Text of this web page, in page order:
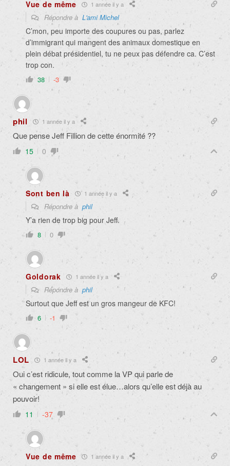
Vue de même 1 année il y a
Répondre à L'ami Michel
C’mon, peu importe des coupures ou pas, parlez
d’immigrant qui mangent des animaux domestique en
plein débat présidentiel, tu ne peux pas défendre ca. C’est
trop con.
38 -3
phil 1 année il y a
Que pense Jeff Fillion de cette énormité ??
15 0
Sont ben là 1 année il y a
Répondre à phil
Y’a rien de trop big pour Jeff.
8 0
Goldorak 1 année il y a
Répondre à phil
Surtout que Jeff est un gros mangeur de KFC!
6 -1
LOL 1 année il y a
Oui c’est ridicule, tout comme la VP qui parle de
« changement » si elle est élue…alors qu’elle est déjà au
pouvoir!
11 -37
Vue de même 1 année il y a